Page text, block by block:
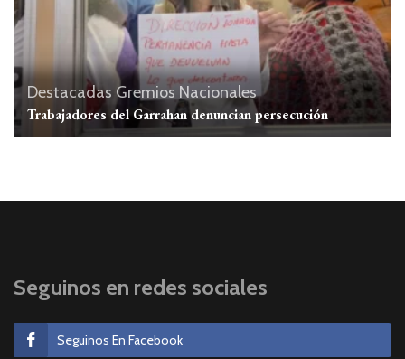
Destacadas Gremios Nacionales
Trabajadores del Garrahan denuncian persecución
Seguinos en redes sociales
Seguinos En Facebook